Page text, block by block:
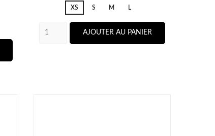
XS S M L
AJOUTER AU PANIER